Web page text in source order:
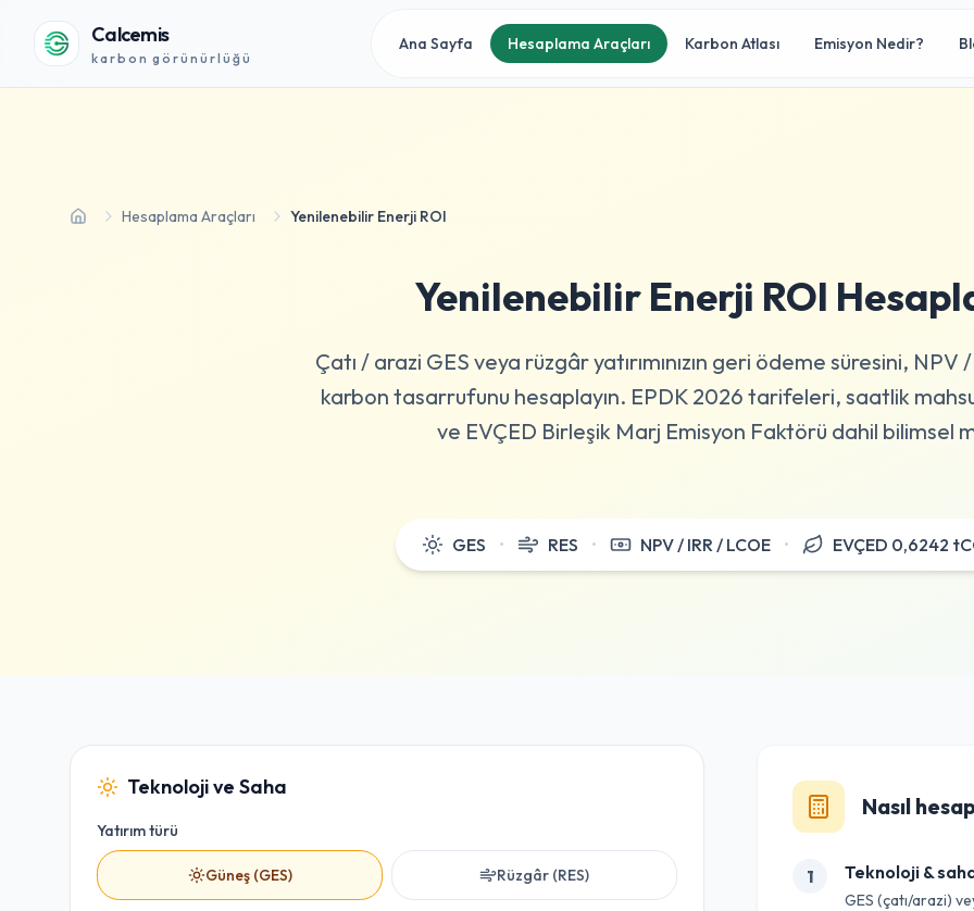
Calcemis
karbon görünürlüğü
Ana Sayfa Hesaplama Araçları Karbon Atlası Emisyon Nedir?
Ana SayfaHesaplama Araçları Yenilenebilir Enerji ROI
Yenilenebilir Enerji ROI
Çatı / arazi GES veya rüzgâr yatırımınızın geri ödeme süresini, NPV
karbon tasarrufunu hesaplayın. EPDK 2026 tarifeleri, saatlik
ve EVÇED Birleşik Marj Emisyon Faktörü dahil bilimsel
GES • RES • NPV / IRR / LCOE • EVÇED 0,6242
Teknoloji ve Saha
Yatırım türü
Güneş (GES) Rüzgâr (RES)
Nasıl
1 Teknoloji &
GES (çatı/arazi)